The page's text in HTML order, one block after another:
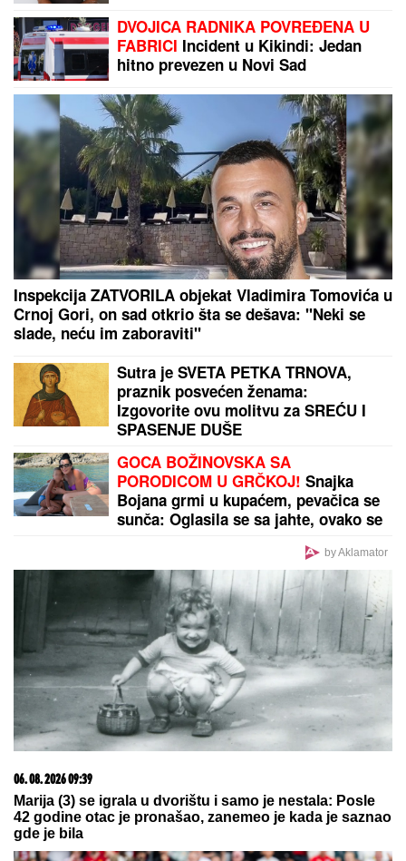
DVOJICA RADNIKA POVREĐENA U
FABRICI Incident u Kikindi: Jedan
hitno prevezen u Novi Sad
Inspekcija ZATVORILA objekat Vladimira Tomovića u
Crnoj Gori, on sad otkrio šta se dešava: "Neki se
slade, neću im zaboraviti"
Sutra je SVETA PETKA TRNOVA,
praznik posvećen ženama:
Izgovorite ovu molitvu za SREĆU I
SPASENJE DUŠE
GOCA BOŽINOVSKA SA
PORODICOM U GRČKOJ! Snajka
Bojana grmi u kupaćem, pevačica se
sunča: Oglasila se sa jahte, ovako se
by Aklamator
06. 08. 2026 09:39
Marija (3) se igrala u dvorištu i samo je nestala: Posle
42 godine otac je pronašao, zanemeo je kada je saznao
gde je bila